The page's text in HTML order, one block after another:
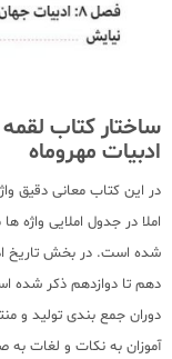
ساختار کتاب
ادبیات مهروماه
در این کتاب معانی دقیق
املا در جدول املایی
شده است. در بخش تاریخ
دهم تا دوازدهم ذکر شده
دوران جمع بندی تولید و
آموزان به نکات و لغات